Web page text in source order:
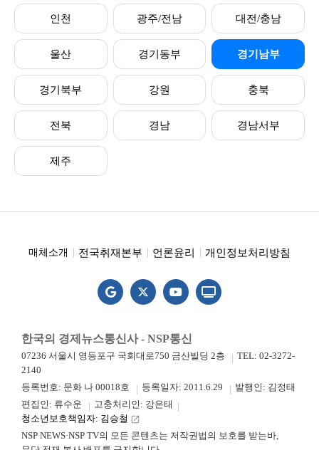
인천 광주/전남 대전/충남
울산 경기동부 경기남부
경기북부 강원 충북
전북 경남 경남서부
제주
매체소개 전국취재본부 언론윤리 개인정보처리방침
한국의 경제뉴스통신사 - NSP통신
07236 서울시 영등포구 국회대로750 금산빌딩 2층
TEL: 02-3272-
2140
등록번호: 문화 나 00018호
등록일자: 2011.6.29
발행인: 김정태
편집인: 류수운
고충처리인: 강은태
청소년보호책임자: 김승철 launch
NSP NEWS·NSP TV의 모든 콘텐츠는 저작권법의 보호를 받는바,